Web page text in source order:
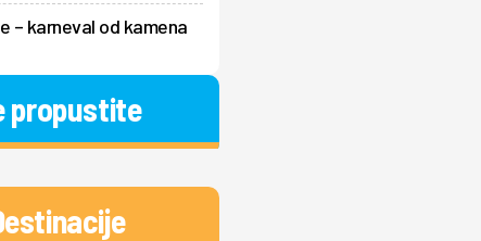
– karneval od kamena
propustite